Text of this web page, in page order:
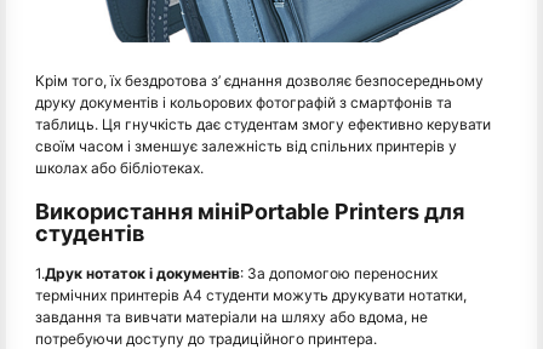
Крім того, їх бездротова з’ єднання дозволяє безпосередньому
друку документів і кольорових фотографій з смартфонів та
таблиць. Ця гнучкість дає студентам змогу ефективно керувати
своїм часом і зменшує залежність від спільних принтерів у
школах або бібліотеках.
Використання мініPortable Printers для
студентів
1.Друк нотаток і документів: За допомогою переносних
термічних принтерів A4 студенти можуть друкувати нотатки,
завдання та вивчати матеріали на шляху або вдома, не
потребуючи доступу до традиційного принтера.